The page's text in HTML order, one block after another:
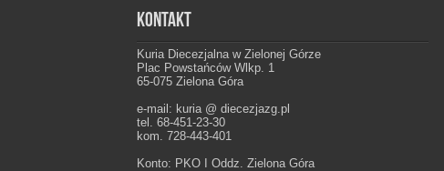
Kontakt
Kuria Diecezjalna w Zielonej Górze
Plac Powstańców Wlkp. 1
65-075 Zielona Góra
e-mail: kuria @ diecezjazg.pl
tel. 68-451-23-30
kom. 728-443-401
Konto: PKO I Oddz. Zielona Góra